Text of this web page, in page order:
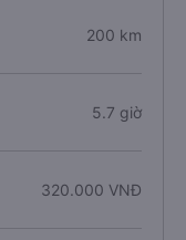
200 km
5.7 giờ
320.000 VNĐ